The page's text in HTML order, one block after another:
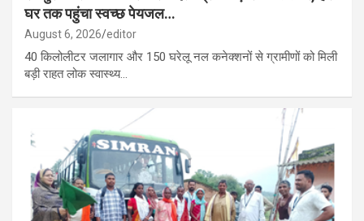
घर तक पहुंचा स्वच्छ पेयजल…
August 6, 2026 editor
40 किलोलीटर जलागार और 150 घरेलू नल कनेक्शनों से ग्रामीणों को मिली
बड़ी राहत लोक स्वास्थ्य…